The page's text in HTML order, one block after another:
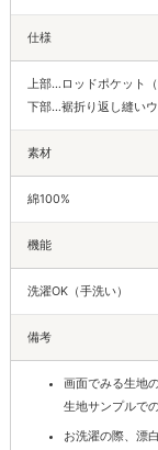
仕様
上部…ロッドポケット
下部…裾折り返し縫い
素材
綿100%
機能
洗濯OK（手洗い）
備考
画面でみる生地
生地サンプルで
お洗濯の際、漂